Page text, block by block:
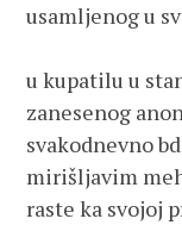
usamljenog u
u kupatilu u
zanesenog
svakodnevno
mirišljavim
raste ka svojoj